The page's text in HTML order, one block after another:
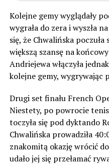
Kolejne gemy wyglądały
wygrała do zera i wyszła
się, że Chwalińska
większą szansę na
Andriejewa włączyła
kolejne gemy, wygrywając
Drugi set finału French
Niestety, po powrocie
toczyła się pod dyktando
Chwalińska prowadziła
znakomitą okazję wrócić
udało jej się przełamać